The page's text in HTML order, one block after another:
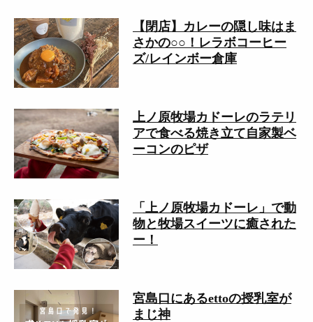
【閉店】カレーの隠し味はま
さかの○○！レラボコーヒー
ズ/レインボー倉庫
上ノ原牧場カドーレのラテリ
アで食べる焼き立て自家製ベ
ーコンのピザ
「上ノ原牧場カドーレ」で動
物と牧場スイーツに癒された
ー！
宮島口にあるettoの授乳室が
まじ神